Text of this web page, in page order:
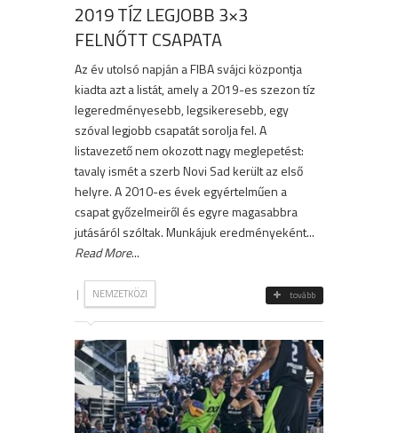
2019 TÍZ LEGJOBB 3×3
FELNŐTT CSAPATA
Az év utolsó napján a FIBA svájci központja
kiadta azt a listát, amely a 2019-es szezon tíz
legeredményesebb, legsikeresebb, egy
szóval legjobb csapatát sorolja fel. A
listavezető nem okozott nagy meglepetést:
tavaly ismét a szerb Novi Sad került az első
helyre. A 2010-es évek egyértelműen a
csapat győzelmeiről és egyre magasabbra
jutásáról szóltak. Munkájuk eredményeként...
Read More...
| NEMZETKÖZI tovább